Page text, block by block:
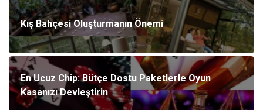
Kış Bahçesi Oluşturmanın Önemi
En Ucuz Chip: Bütçe Dostu Paketlerle Oyun
Kasanızı Devleştirin